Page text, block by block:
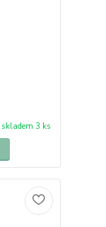
skladem 3 ks